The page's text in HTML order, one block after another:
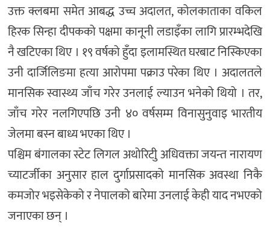
उक्त क्लबमा समेत आबद्ध उच्च अदालत, कोलकाताका वकिल
हिरक सिन्हा दीपकको पक्षमा कानूनी लडाइँका लागि प्रारम्भदेखि
नै खटिएका थिए । १९ वर्षको हुँदा इलामस्थित घरबाट निस्किएका
उनी दार्जिलिङमा हत्या आरोपमा पक्राउ परेका थिए । अदालतले
मानसिक स्वास्थ्य जाँच गरेर उनलाई ल्याउन भनेको थियो । तर,
जाँच गरेर नलगिएपछि उनी ४० वर्षसम्म विनासुनुवाइ भारतीय
जेलमा बस्न बाध्य भएका थिए ।
पश्चिम बंगालका स्टेट लिगल अथोरिटीु अधिवक्ता जयन्त नारायण
च्याटर्जीका अनुसार हाल दुर्गाप्रसादको मानसिक अवस्था निकै
कमजोर भइसेकेको र नेपालको बारेमा उनलाई केही याद नभएको
जनाएका छन् ।